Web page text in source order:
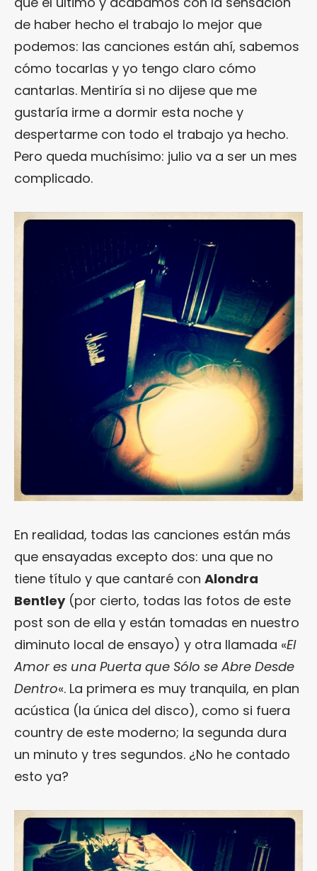
de haber hecho el trabajo lo mejor que
podemos: las canciones están ahí, sabemos
cómo tocarlas y yo tengo claro cómo
cantarlas. Mentiría si no dijese que me
gustaría irme a dormir esta noche y
despertarme con todo el trabajo ya hecho.
Pero queda muchísimo: julio va a ser un mes
complicado.
En realidad, todas las canciones están más
que ensayadas excepto dos: una que no
tiene título y que cantaré con Alondra
Bentley(por cierto, todas las fotos de este
post son de ella y están tomadas en nuestro
diminuto local de ensayo) y otra llamada «El
Amor es una Puerta que Sólo se Abre Desde
Dentro«. La primera es muy tranquila, en plan
acústica (la única del disco), como si fuera
country de este moderno; la segunda dura
un minuto y tres segundos. ¿No he contado
esto ya?